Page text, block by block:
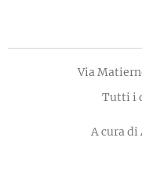
Via
Tutti i
A cura di